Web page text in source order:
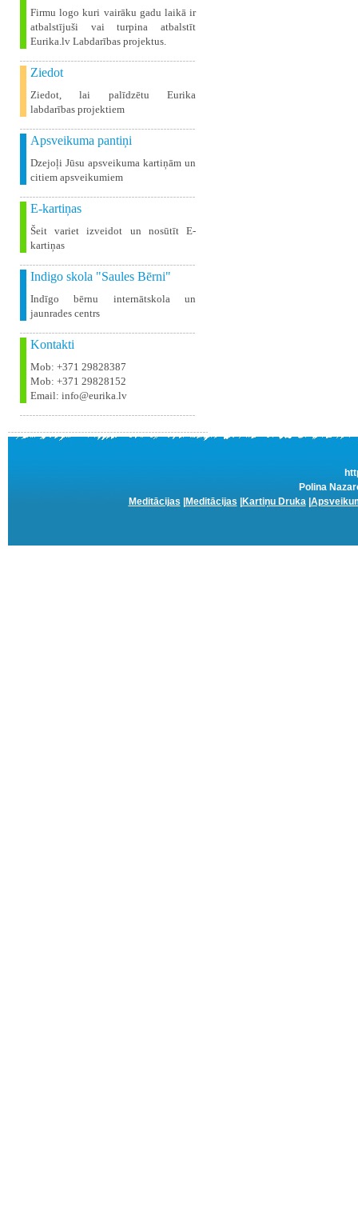
Firmu logo kuri vairāku gadu laikā ir
atbalstījuši vai turpina atbalstīt
Eurika.lv Labdarības projektus.
Ziedot
Ziedot, lai palīdzētu Eurika
labdarības projektiem
Apsveikuma pantiņi
Dzejoļi Jūsu apsveikuma kartiņām un
citiem apsveikumiem
E-kartiņas
Šeit variet izveidot un nosūtīt E-
kartiņas
Indigo skola "Saules Bērni"
Indīgo bērnu internātskola un
jaunrades centrs
Kontakti
Mob: +371 29828387
Mob: +371 29828152
Email: info@eurika.lv
Polina
Meditācijas
Meditācijas Kartiņu Druka|